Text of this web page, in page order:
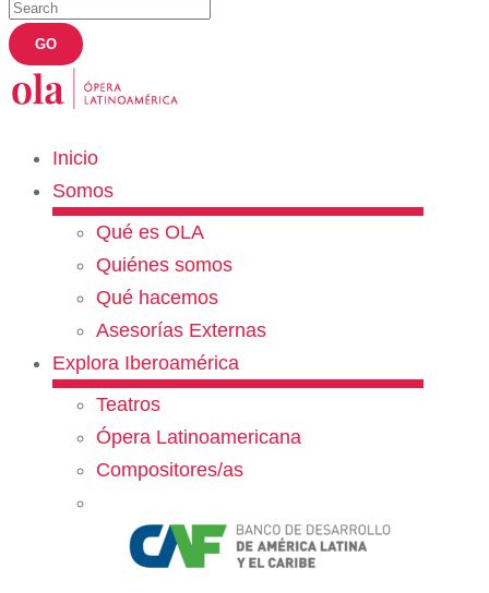
Inicio
Somos
Qué es OLA
Quiénes somos
Qué hacemos
Asesorías Externas
Explora Iberoamérica
Teatros
Ópera Latinoamericana
Compositores/as